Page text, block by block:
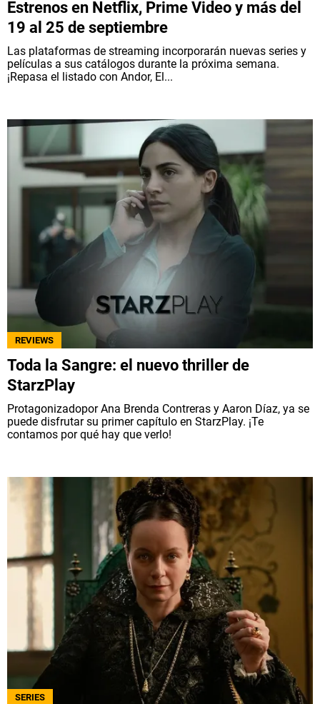
Estrenos en Netflix, Prime Video y más del
19 al 25 de septiembre
Las plataformas de streaming incorporarán nuevas series y
películas a sus catálogos durante la próxima semana.
¡Repasa el listado con Andor, El...
REVIEWS
Toda la Sangre: el nuevo thriller de
StarzPlay
Protagonizadopor Ana Brenda Contreras y Aaron Díaz, ya se
puede disfrutar su primer capítulo en StarzPlay. ¡Te
contamos por qué hay que verlo!
SERIES